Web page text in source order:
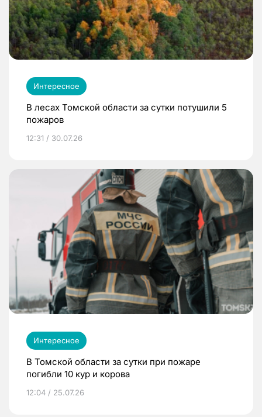
Интересное
В лесах Томской области за сутки потушили 5
пожаров
12:31 / 30.07.26
Интересное
В Томской области за сутки при пожаре
погибли 10 кур и корова
12:04 / 25.07.26